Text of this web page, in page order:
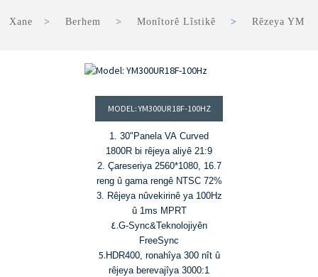
Xane Berhem Monîtorê Lîstikê Rêzeya YM
MODEL: YM300UR18F-100HZ
1. 30" Panela VA Curved
1800R bi rêjeya aliyê 21:9
2. Çareseriya 2560*1080, 16.7
reng û gama rengê NTSC 72%
3. Rêjeya nûvekirinê ya 100Hz
û 1ms MPRT
٤.G-Sync&Teknolojiyên
FreeSync
5. HDR400, ronahîya 300 nît û
rêjeya berevajîya 3000:1